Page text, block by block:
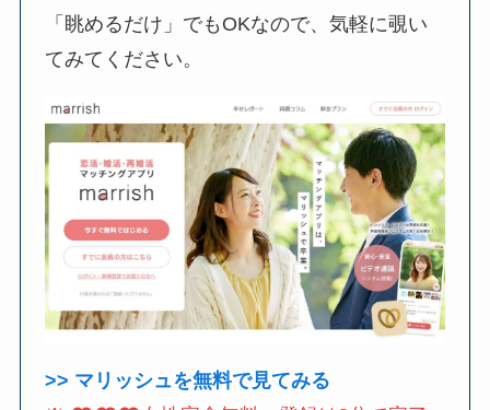
「眺めるだけ」でもOKなので、気軽に覗い
てみてください。
>> マリッシュを無料で見てみる